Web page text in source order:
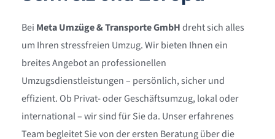
um Ihren stressfreien Umzug. Wir bieten Ihnen ein
breites Angebot an professionellen
Umzugsdienstleistungen – persönlich, sicher und
effizient. Ob Privat- oder Geschäftsumzug, lokal oder
international – wir sind für Sie da. Unser erfahrenes
Team begleitet Sie von der ersten Beratung über die
präzise Planung bis hin zur erfolgreichen
Durchführung.